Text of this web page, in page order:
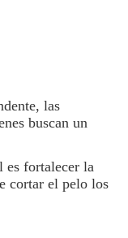
las
buscan un
es fortalecer la
cortar el pelo los